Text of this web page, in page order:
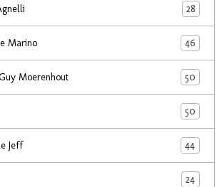
28
Marino 46
Moerenhout 50
50
Jeff 44
24